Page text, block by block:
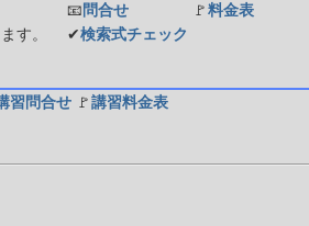
📧 問合せ 🚩 料金表
す。
✔検索式チェック
習問合せ 🚩 講習料金表